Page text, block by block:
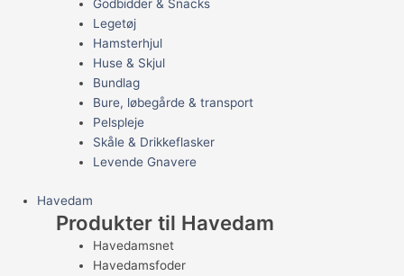
Godbidder & Snacks
Legetøj
Hamsterhjul
Huse & Skjul
Bundlag
Bure, løbegårde & transport
Pelspleje
Skåle & Drikkeflasker
Levende Gnavere
Havedam
Produkter til Havedam
Havedamsnet
Havedamsfoder